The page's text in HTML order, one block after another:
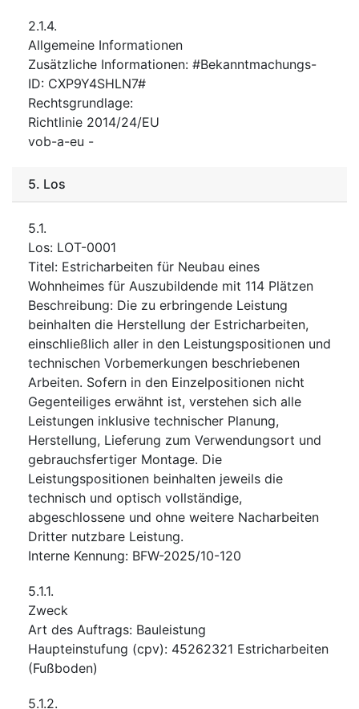
2.1.4.
Allgemeine Informationen
Zusätzliche Informationen: #Bekanntmachungs-
ID: CXP9Y4SHLN7#
Rechtsgrundlage:
Richtlinie 2014/24/EU
vob-a-eu -
5. Los
5.1.
Los: LOT-0001
Titel: Estricharbeiten für Neubau eines
Wohnheimes für Auszubildende mit 114 Plätzen
Beschreibung: Die zu erbringende Leistung
beinhalten die Herstellung der Estricharbeiten,
einschließlich aller in den Leistungspositionen und
technischen Vorbemerkungen beschriebenen
Arbeiten. Sofern in den Einzelpositionen nicht
Gegenteiliges erwähnt ist, verstehen sich alle
Leistungen inklusive technischer Planung,
Herstellung, Lieferung zum Verwendungsort und
gebrauchsfertiger Montage. Die
Leistungspositionen beinhalten jeweils die
technisch und optisch vollständige,
abgeschlossene und ohne weitere Nacharbeiten
Dritter nutzbare Leistung.
Interne Kennung: BFW-2025/10-120
5.1.1.
Zweck
Art des Auftrags: Bauleistung
Haupteinstufung (cpv): 45262321 Estricharbeiten
(Fußboden)
5.1.2.